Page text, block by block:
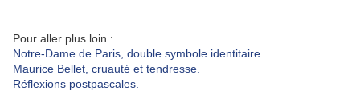
Pour aller plus loin :
Notre-Dame de Paris, double symbole identitaire.
Maurice Bellet, cruauté et tendresse.
Réflexions postpascales.